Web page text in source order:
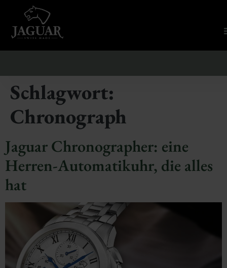
Schlagwort:
Chronograph
Jaguar Chronographer: eine
Herren-Automatikuhr, die alles
hat